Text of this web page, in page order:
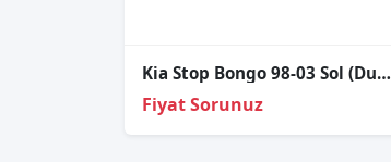
Kia Stop Bongo 98-03 Sol (Duylu)
Fiyat Sorunuz